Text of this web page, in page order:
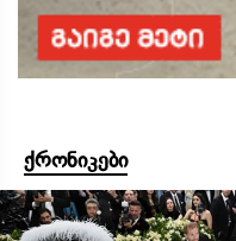
ქრონიკები